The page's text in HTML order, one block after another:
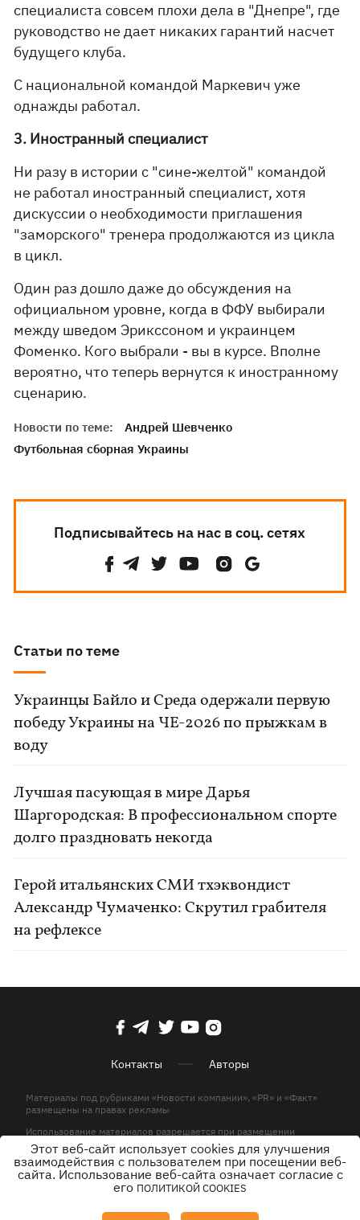
специалиста совсем плохи дела в "Днепре", где
руководство не дает никаких гарантий насчет
будущего клуба.
С национальной командой Маркевич уже
однажды работал.
3. Иностранный специалист
Ни разу в истории с "сине-желтой" командой
не работал иностранный специалист, хотя
дискуссии о необходимости приглашения
"заморского" тренера продолжаются из цикла
в цикл.
Один раз дошло даже до обсуждения на
официальном уровне, когда в ФФУ выбирали
между шведом Эрикссоном и украинцем
Фоменко. Кого выбрали - вы в курсе. Вполне
вероятно, что теперь вернутся к иностранному
сценарию.
Новости по теме:
Андрей Шевченко
Футбольная сборная Украины
Подписывайтесь на нас в соц. сетях
Статьи по теме
Украинцы Байло и Среда одержали первую
победу Украины на ЧЕ-2026 по прыжкам в
воду
Лучшая пасующая в мире Дарья
Шаргородская: В профессиональном спорте
долго праздновать некогда
Герой итальянских СМИ тхэквондист
Александр Чумаченко: Скрутил грабителя
на рефлексе
Контакты Авторы
Материалы под рубриками «Новости компании», «PR» и «Факт»
размещены на правах рекламы
Использование материалов разрешается при размещении
активной гиперссылки на KP.UA в первом абзаце.
© ООО «ЮЛАВ МЕДИА»,2026. Все права защищены.
Этот веб-сайт использует cookies для улучшения
взаимодействия с пользователем при посещении веб-
сайта. Использование веб-сайта означает согласие с
его ПОЛИТИКОЙ COOKIES